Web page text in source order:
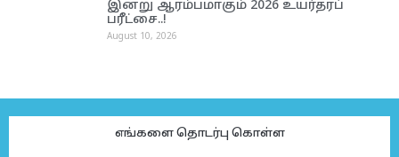
இன்று ஆரம்பமாகும் 2026 உயர்தரப்
பரீட்சை..!
August 10, 2026
எங்களை தொடர்பு கொள்ள